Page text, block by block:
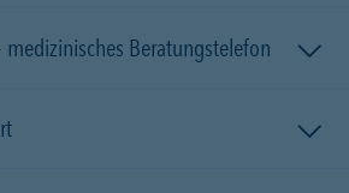
Beratungstelefon